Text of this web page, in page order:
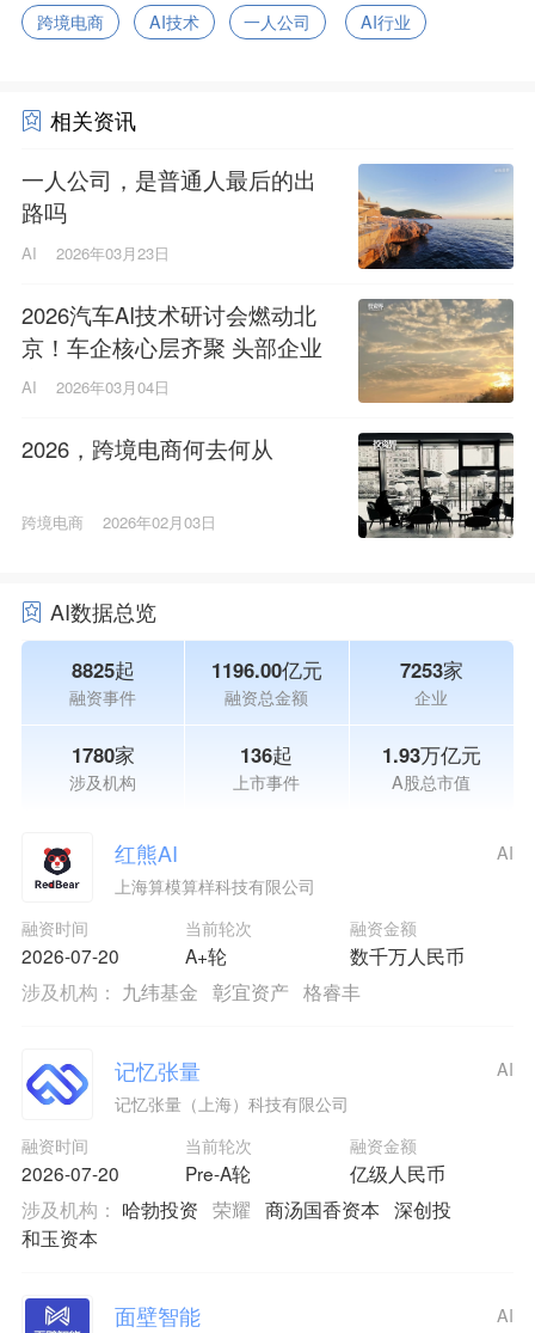
跨境电商 AI技术 一人公司 AI行业
相关资讯
一人公司，是普通人最后的出
路吗
AI 2026年03月23日
2026汽车AI技术研讨会燃动北
京！车企核心层齐聚 头部企业
亮剑硬核技术
AI 2026年03月04日
2026，跨境电商何去何从
跨境电商 2026年02月03日
AI数据总览
8825起
融资事件
1196.00亿元
融资总金额
7253家
企业
1780家
涉及机构
136起
上市事件
1.93万亿元
A股总市值
红熊AI
上海算模算样科技有限公司
融资时间
2026-07-20
当前轮次
A+轮
融资金额
数千万人民币
AI
涉及机构： 九纬基金 彰宜资产 格睿丰
记忆张量
记忆张量（上海）科技有限公司
融资时间
2026-07-20
当前轮次
Pre-A轮
融资金额
亿级人民币
AI
涉及机构： 哈勃投资 荣耀 商汤国香资本 深创投
和玉资本
面壁智能 AI